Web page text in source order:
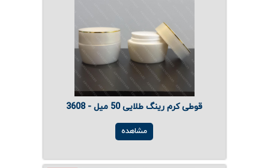
قوطی کرم رینگ طلایی 50 میل - 3608
مشاهده